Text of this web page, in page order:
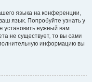
языка на конференции,
язык. Попробуйте узнать у
установить нужный вам
не существует, то вы сами
информацию вы